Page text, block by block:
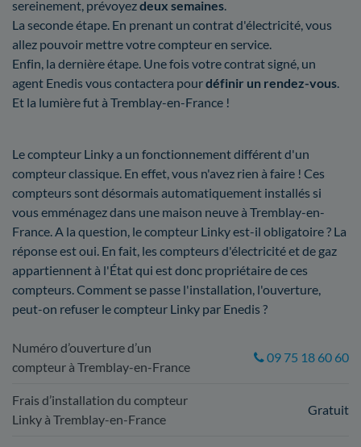
sereinement, prévoyezdeux semaines.
La seconde étape. En prenant un contrat d'électricité, vous
allez pouvoir mettre votre compteur en service.
Enfin, la dernière étape. Une fois votre contrat signé, un
agent Enedis vous contactera pourdéfinir un rendez-vous.
Et la lumière fut à Tremblay-en-France !
Le compteur Linky a un fonctionnement différent d'un
compteur classique. En effet, vous n'avez rien à faire ! Ces
compteurs sont désormais automatiquement installés si
vous emménagez dans une maison neuve à Tremblay-en-
France. A la question, le compteur Linky est-il obligatoire ? La
réponse est oui. En fait, les compteurs d'électricité et de gaz
appartiennent à l'État qui est donc propriétaire de ces
compteurs. Comment se passe l'installation, l'ouverture,
peut-on refuser le compteur Linky par Enedis ?
Numéro d’ouverture d’un
compteur à Tremblay-en-France
09 75 18 60 60
Frais d’installation du compteur
Linky à Tremblay-en-France
Gratuit